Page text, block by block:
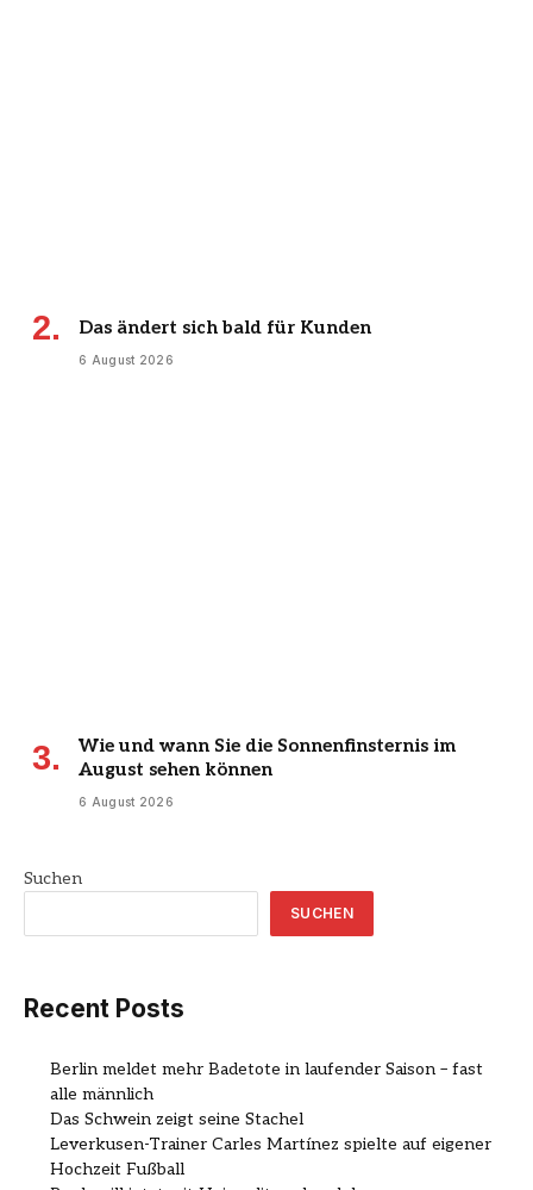
Das ändert sich bald für Kunden
6 August 2026
Wie und wann Sie die Sonnenfinsternis im
August sehen können
6 August 2026
Suchen
SUCHEN
Recent Posts
Berlin meldet mehr Badetote in laufender Saison – fast
alle männlich
Das Schwein zeigt seine Stachel
Leverkusen-Trainer Carles Martínez spielte auf eigener
Hochzeit Fußball